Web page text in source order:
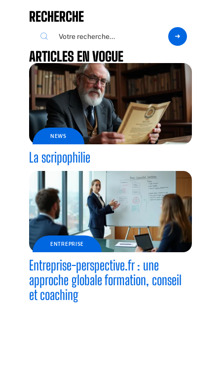
RECHERCHE
ARTICLES EN VOGUE
NEWS
La scripophilie
ENTREPRISE
Entreprise-perspective.fr : une
approche globale formation, conseil
et coaching